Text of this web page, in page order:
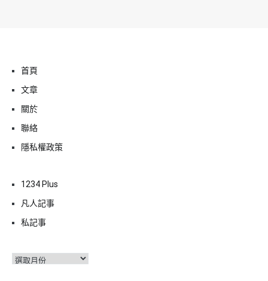
首頁
文章
關於
聯絡
隱私權政策
1234 Plus
凡人記事
私記事
彙